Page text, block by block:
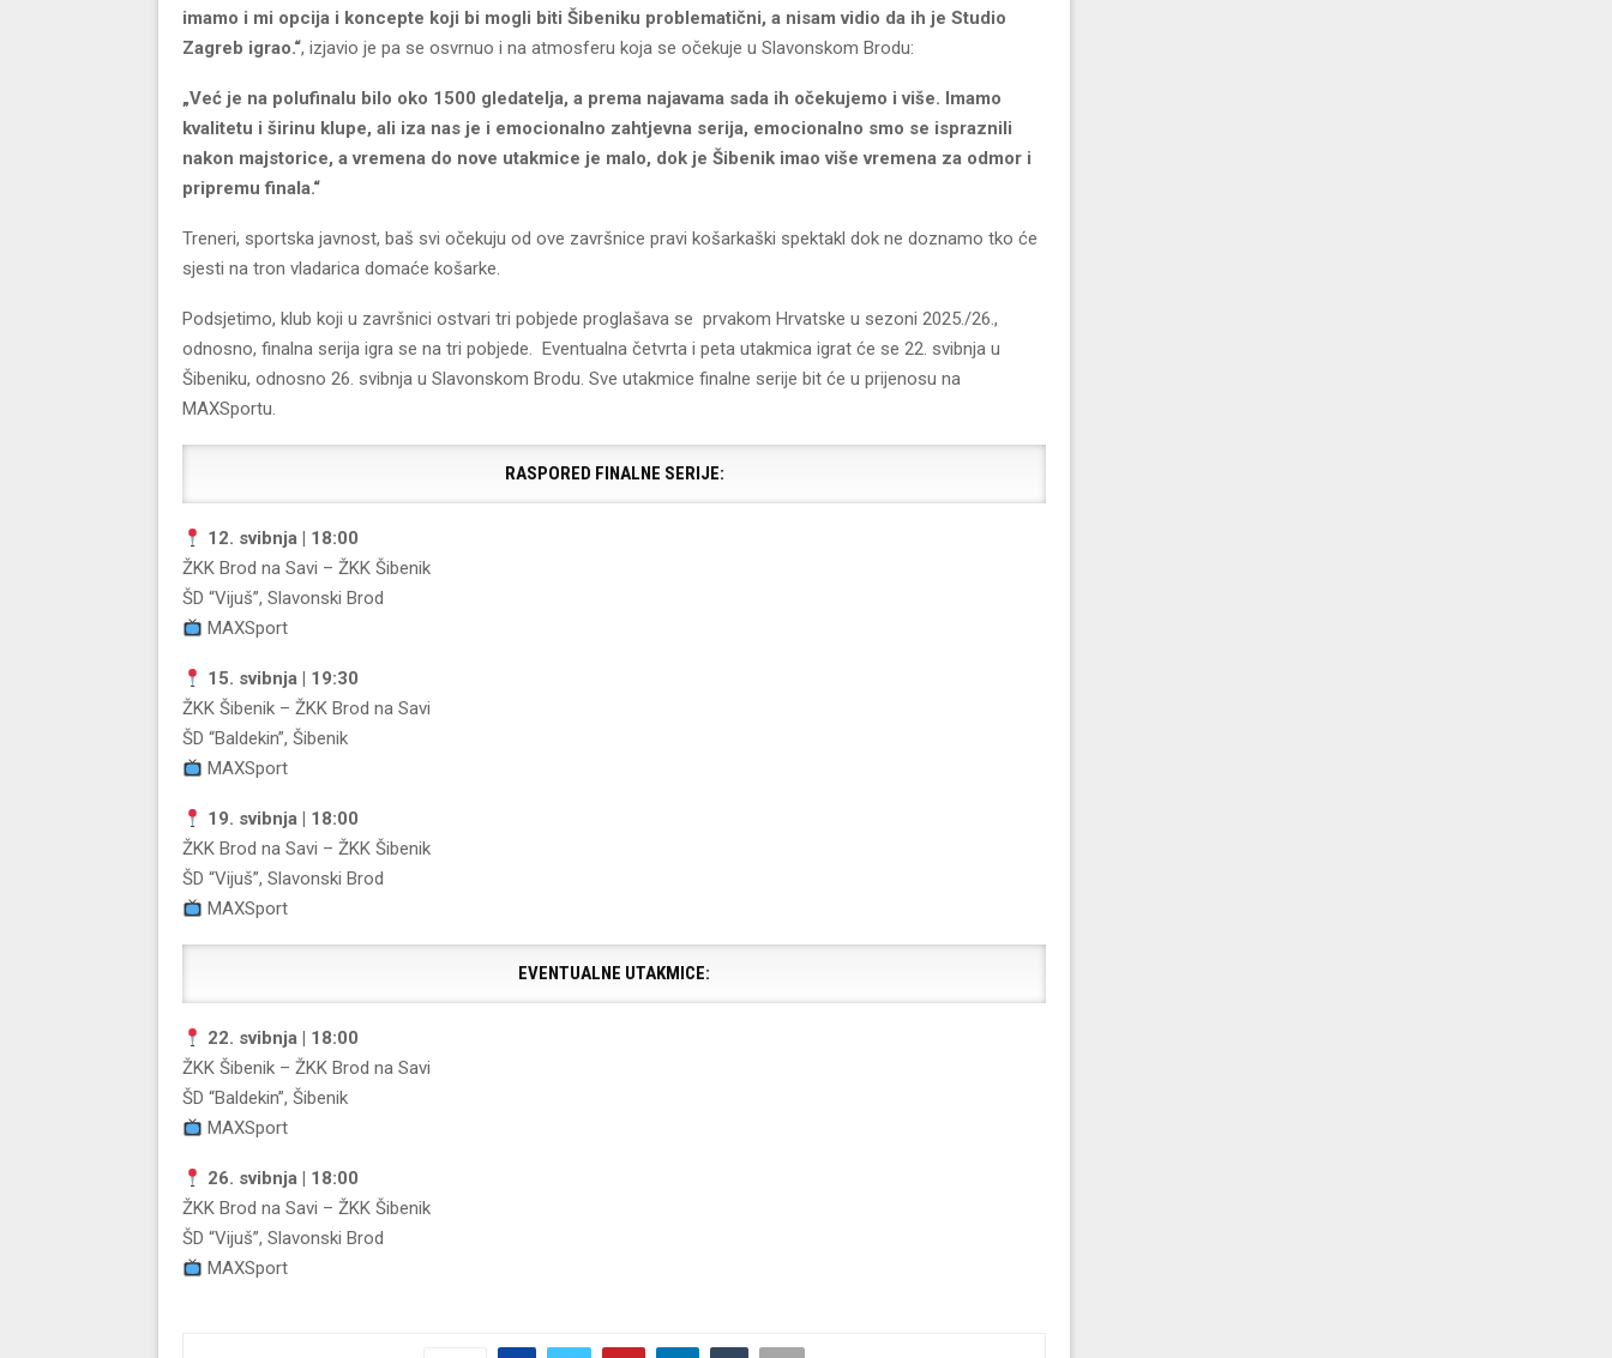
imamo i mi opcija i koncepte koji bi mogli biti Šibeniku problematični, a nisam vidio da ih je Studio
Zagreb igrao.“, izjavio je pa se osvrnuo i na atmosferu koja se očekuje u Slavonskom Brodu:
„Već je na polufinalu bilo oko 1500 gledatelja, a prema najavama sada ih očekujemo i više. Imamo
kvalitetu i širinu klupe, ali iza nas je i emocionalno zahtjevna serija, emocionalno smo se ispraznili
nakon majstorice, a vremena do nove utakmice je malo, dok je Šibenik imao više vremena za odmor i
pripremu finala.“
Treneri, sportska javnost, baš svi očekuju od ove završnice pravi košarkaški spektakl dok ne doznamo tko će
sjesti na tron vladarica domaće košarke.
Podsjetimo, klub koji u završnici ostvari tri pobjede proglašava se prvakom Hrvatske u sezoni 2025./26.,
odnosno, finalna serija igra se na tri pobjede. Eventualna četvrta i peta utakmica igrat će se 22. svibnja u
Šibeniku, odnosno 26. svibnja u Slavonskom Brodu. Sve utakmice finalne serije bit će u prijenosu na
MAXSportu.
RASPORED FINALNE SERIJE:
12. svibnja | 18:00
ŽKK Brod na Savi – ŽKK Šibenik
ŠD “Vijuš”, Slavonski Brod
MAXSport
15. svibnja | 19:30
ŽKK Šibenik – ŽKK Brod na Savi
ŠD “Baldekin”, Šibenik
MAXSport
19. svibnja | 18:00
ŽKK Brod na Savi – ŽKK Šibenik
ŠD “Vijuš”, Slavonski Brod
MAXSport
EVENTUALNE UTAKMICE:
22. svibnja | 18:00
ŽKK Šibenik – ŽKK Brod na Savi
ŠD “Baldekin”, Šibenik
MAXSport
26. svibnja | 18:00
ŽKK Brod na Savi – ŽKK Šibenik
ŠD “Vijuš”, Slavonski Brod
MAXSport